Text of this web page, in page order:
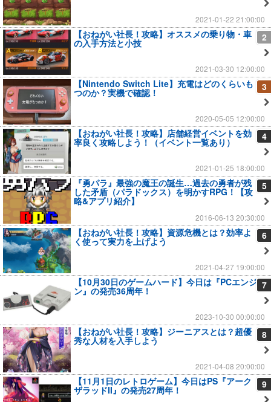
2021-01-22 21:00:00
2
【おねがい社長！攻略】オススメの乗り物・車
の入手方法と小技
2021-03-30 12:00:00
3
【Nintendo Switch Lite】充電はどのくらいも
つのか？実機で確認！
2020-05-05 12:00:00
4
【おねがい社長！攻略】店舗経営イベントを効
率良く攻略しよう！（イベント一覧あり）
2021-01-25 18:00:00
5
『勇パラ』最強の魔王の誕生…過去の勇者が残
した矛盾（パラドックス）を明かすRPG！【攻
略&アプリ紹介】
2016-06-13 20:30:00
6
【おねがい社長！攻略】資源危機とは？効率よ
く使って実力を上げよう
2021-04-27 19:00:00
7
【10月30日のゲームハード】今日は『PCエンジ
ン』の発売36周年！
2023-10-30 00:00:00
8
【おねがい社長！攻略】ジーニアスとは？超優
秀な人材を入手しよう
2021-04-08 20:00:00
9
【11月1日のレトロゲーム】今日はPS『アーク
ザラッドII』の発売27周年！